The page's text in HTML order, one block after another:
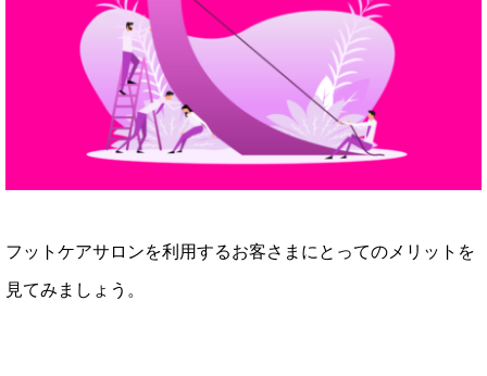
フットケアサロンを利用するお客さまにとってのメリットを
見てみましょう。